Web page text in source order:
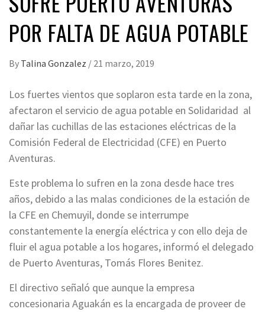
POR FALTA DE AGUA POTABLE
By Talina Gonzalez / 21 marzo, 2019
Los fuertes vientos que soplaron esta tarde en la zona,
afectaron el servicio de agua potable en Solidaridad al
dañar las cuchillas de las estaciones eléctricas de la
Comisión Federal de Electricidad (CFE) en Puerto
Aventuras.
Este problema lo sufren en la zona desde hace tres
años, debido a las malas condiciones de la estación de
la CFE en Chemuyil, donde se interrumpe
constantemente la energía eléctrica y con ello deja de
fluir el agua potable a los hogares, informó el delegado
de Puerto Aventuras, Tomás Flores Benitez.
El directivo señaló que aunque la empresa
concesionaria Aguakán es la encargada de proveer de